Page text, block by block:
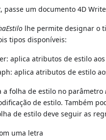
, passe um documento 4D
lhe permite designar o
tipos disponíveis:
aplica atributos de estilo
aplica atributos de estilo
a folha de estilo no parâmetro
de estilo. Também
de estilo deve seguir as
uma letra